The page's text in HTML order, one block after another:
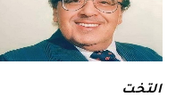
التخت